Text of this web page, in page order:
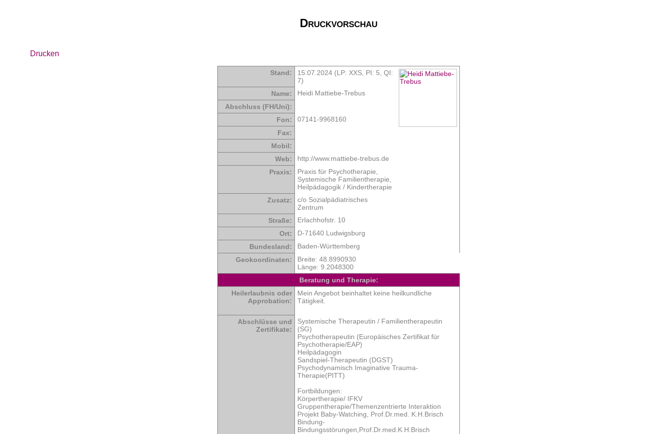
Druckvorschau
Drucken
Stand: 15.07.2024 (LP: XXS, PI: 5 QI:
7)
Name:
Heidi Mattiebe-Trebus
Abschluss (FH/Uni):
Fon:
07141-9968160
Fax:
Mobil:
Web:
http://www.mattiebe-trebus.de
Praxis:
Praxis für Psychotherapie,
Systemische Familientherapie,
Heilpädagogik / Kindertherapie
Zusatz:
c/o Sozialpädiatrisches
Zentrum
Straße:
Erlachhofstr. 10
Ort:
D-71640 Ludwigsburg
Bundesland:
Baden-Württemberg
Geokoordinaten:
Breite: 48.8990930
Länge: 9.2048300
Beratung und Therapie:
Heilerlaubnis oder
Approbation:
Mein Angebot beinhaltet keine heilkundliche
Tätigkeit.
Abschlüsse und
Zertifikate:
Systemische Therapeutin / Familientherapeutin
(SG)
Psychotherapeutin (Europäisches Zertifikat für
Psychotherapie/EAP)
Heilpädagogin
Sandspiel-Therapeutin (DGST)
Psychodynamisch Imaginative Trauma-
Therapie(PITT)
Fortbildungen:
Körpertherapie/ IFKV
Gruppentherapie/Themenzentrierte Interaktion
Projekt Baby-Watching, Prof.Dr.med. K.H.Brisch
Bindung-
Bindungsstörungen,Prof.Dr.med.K.H.Brisch